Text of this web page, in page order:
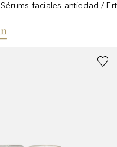
Sérums faciales antiedad